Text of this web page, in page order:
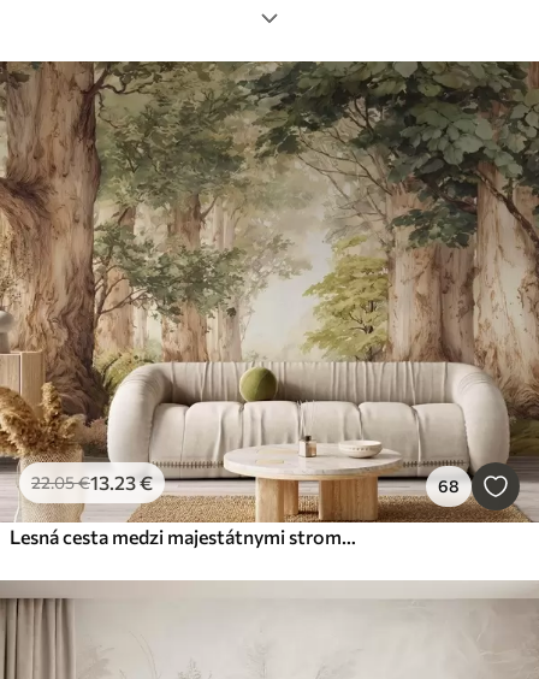
Značky
Formát obrázka
Farba
Smart
Obnovenie všetkého
22.05€13.23€ 68
Lesná cesta medzi majestátnymi stromami v akvarelovom štýle